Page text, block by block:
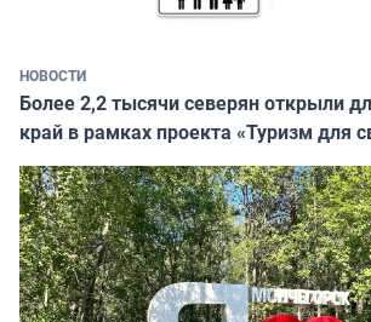
НОВОСТИ
Более 2,2 тысячи северян открыли
край в рамках проекта «Туризм для